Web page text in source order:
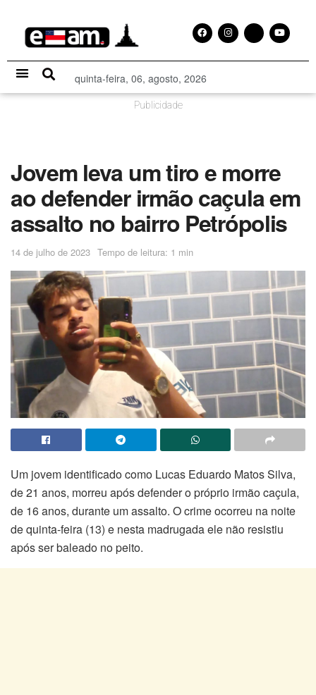
quinta-feira, 06, agosto, 2026
Publicidade
Jovem leva um tiro e morre
ao defender irmão caçula em
assalto no bairro Petrópolis
14 de julho de 2023 Tempo de leitura: 1 min
Um jovem identificado como Lucas Eduardo Matos Silva,
de 21 anos, morreu após defender o próprio irmão caçula,
de 16 anos, durante um assalto. O crime ocorreu na noite
de quinta-feira (13) e nesta madrugada ele não resistiu
após ser baleado no peito.